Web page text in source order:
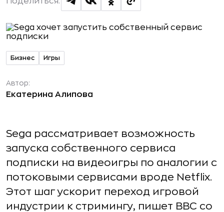
Бизнес Игры
Автор:
Екатерина Алипова
Sega рассматривает возможность
запуска собственного сервиса
подписки на видеоигры по аналогии с
потоковыми сервисами вроде Netflix.
Этот шаг ускорит переход игровой
индустрии к стримингу, пишет BBC со